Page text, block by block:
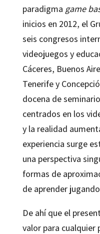
paradigma game
inicios en 2012, el
seis congresos
videojuegos y
Cáceres, Buenos
Tenerife y
docena de
centrados en los
y la realidad
experiencia surge
una perspectiva
formas de
de aprender
De ahí que el
valor para cualquier